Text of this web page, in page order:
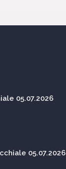
05.07.2026
05.07.2026